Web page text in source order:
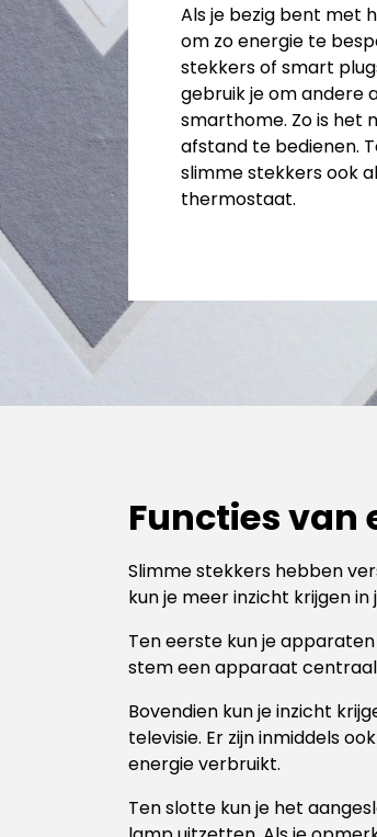
Als je bezig bent met
om zo energie te
stekkers of smart
gebruik je om andere
smarthome. Zo is het
afstand te bedienen.
slimme stekkers ook
thermostaat.
Functies van
Slimme stekkers hebben
kun je meer inzicht krijgen in
Ten eerste kun je
stem een apparaat
Bovendien kun je inzicht
televisie. Er zijn inmiddels
energie verbruikt.
Ten slotte kun je het